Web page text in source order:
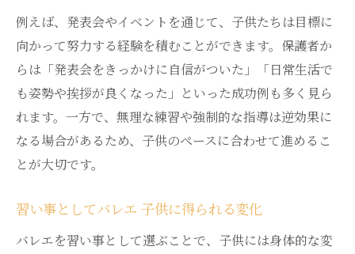
例えば、発表会やイベントを通じて、子供たちは目標に
向かって努力する経験を積むことができます。保護者か
らは「発表会をきっかけに自信がついた」「日常生活で
も姿勢や挨拶が良くなった」といった成功例も多く見ら
れます。一方で、無理な練習や強制的な指導は逆効果に
なる場合があるため、子供のペースに合わせて進めるこ
とが大切です。
習い事としてバレエ 子供に得られる変化
バレエを習い事として選ぶことで、子供には身体的な変